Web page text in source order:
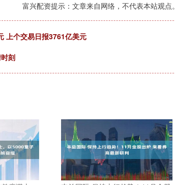
富兴配资提示：文章来自网络，不代表本站观点。
上个交易日报3761亿美元
刻